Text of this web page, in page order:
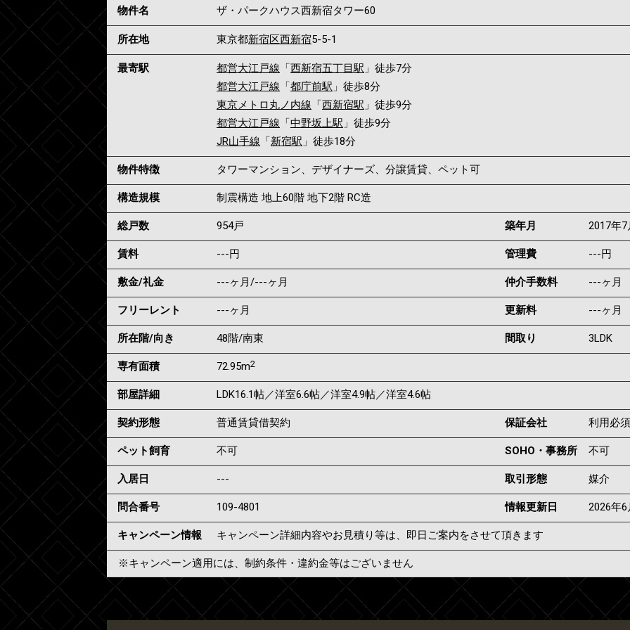
物件名 ザ・パークハウス西新宿タワー60
所在地 東京都新宿区西新宿5-5-1
最寄駅 都営大江戸線 「西新宿五丁目駅 」徒歩7分
都営大江戸線 「都庁前駅 」徒歩8分
東京メトロ丸ノ内線 「西新宿駅 」徒歩9分
都営大江戸線 「中野坂上駅 」徒歩9分
JR山手線 「新宿駅 」徒歩18分
物件特徴 タワーマンション、デザイナーズ、分譲賃貸、ペット可
構造規模 制震構造 地上60階 地下2階 RC造
総戸数 954戸 築年月 2017年7
賃料 ---円 管理費 ---円
敷金/礼金 ---ヶ月/---ヶ月 仲介手数料 ---ヶ月
フリーレント ---ヶ月 更新料 ---ヶ月
所在階/向き 48階/南東 間取り 3LDK
専有面積 72.95m2
部屋詳細 LDK16.1帖／洋室6.6帖／洋室4.9帖／洋室4.6帖
契約形態 普通賃貸借契約 保証会社 利用必須
ペット飼育 不可 SOHO・事務所 不可
入居日 --- 取引形態 媒介
問合番号 109-4801 情報更新日 2026年
キャンペーン情報 キャンペーン詳細内容やお見積り等は、即日ご案内をさせて頂きます
※キャンペーン適用には、制約条件・違約金等はございません